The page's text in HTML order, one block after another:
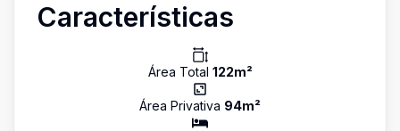
Características
Área Total 122m²
Área Privativa 94m²